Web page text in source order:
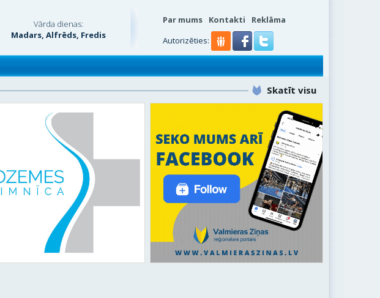
Vārda dienas:
Madars, Alfrēds, Fredis
Par mums Kontakti
Reklāma
Autorizēties:
Skatīt visu